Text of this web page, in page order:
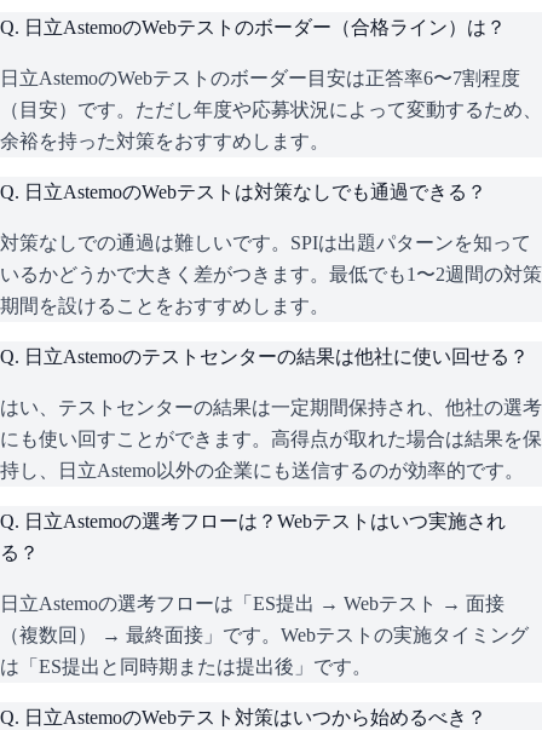
Q. 日立AstemoのWebテストのボーダー（合格ライン）は？
日立AstemoのWebテストのボーダー目安は正答率6〜7割程度
（目安）です。ただし年度や応募状況によって変動するため、
余裕を持った対策をおすすめします。
Q. 日立AstemoのWebテストは対策なしでも通過できる？
対策なしでの通過は難しいです。SPIは出題パターンを知って
いるかどうかで大きく差がつきます。最低でも1〜2週間の対策
期間を設けることをおすすめします。
Q. 日立Astemoのテストセンターの結果は他社に使い回せる？
はい、テストセンターの結果は一定期間保持され、他社の選考
にも使い回すことができます。高得点が取れた場合は結果を保
持し、日立Astemo以外の企業にも送信するのが効率的です。
Q. 日立Astemoの選考フローは？Webテストはいつ実施され
る？
日立Astemoの選考フローは「ES提出 → Webテスト → 面接
（複数回） → 最終面接」です。Webテストの実施タイミング
は「ES提出と同時期または提出後」です。
Q. 日立AstemoのWebテスト対策はいつから始めるべき？